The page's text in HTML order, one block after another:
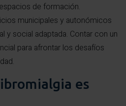
de formación.
municipales y autonómicos
y social adaptada. Contar con un
para afrontar los desafíos
es